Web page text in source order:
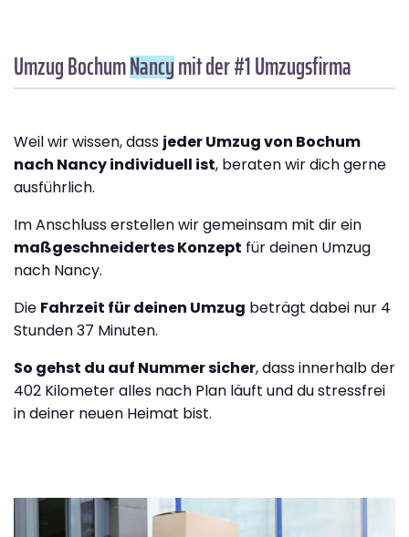
Umzug BochumNancymit der #1 Umzugsfirma
Weil wir wissen, dass jeder Umzug von Bochum
nach Nancy individuell ist, beraten wir dich gerne
ausführlich.
Im Anschluss erstellen wir gemeinsam mit dir ein
maßgeschneidertes Konzept für deinen Umzug
nach Nancy.
Die Fahrzeit für deinen Umzug beträgt dabei nur 4
Stunden 37 Minuten.
So gehst du auf Nummer sicher, dass innerhalb der
402 Kilometer alles nach Plan läuft und du stressfrei
in deiner neuen Heimat bist.